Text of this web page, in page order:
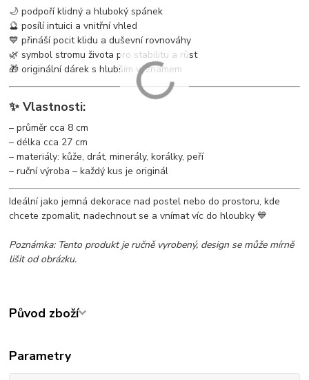
🌙 podpoří klidný a hluboký spánek
🔮 posílí intuici a vnitřní vhled
💙 přináší pocit klidu a duševní rovnováhy
🌿 symbol stromu života pro stabilitu a růst
🎁 originální dárek s hlubším významem
✨ Vlastnosti:
– průměr cca 8 cm
– délka cca 27 cm
– materiály: kůže, drát, minerály, korálky, peří
– ruční výroba – každý kus je originál
Ideální jako jemná dekorace nad postel nebo do prostoru, kde
chcete zpomalit, nadechnout se a vnímat víc do hloubky 💙
Poznámka: Tento produkt je ručně vyrobený, design se může mírně
lišit od obrázku.
Původ zboží
Parametry